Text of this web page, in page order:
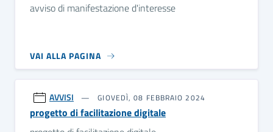
avviso di manifestazione d'interesse
VAI ALLA PAGINA
AVVISI GIOVEDÌ, 08 FEBBRAIO 2024
progetto di facilitazione digitale